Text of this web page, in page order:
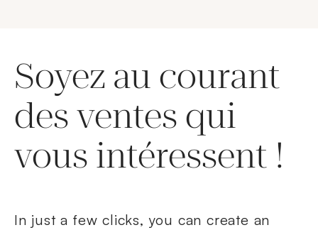
Soyez au courant
des ventes qui
vous intéressent !
In just a few clicks, you can create an